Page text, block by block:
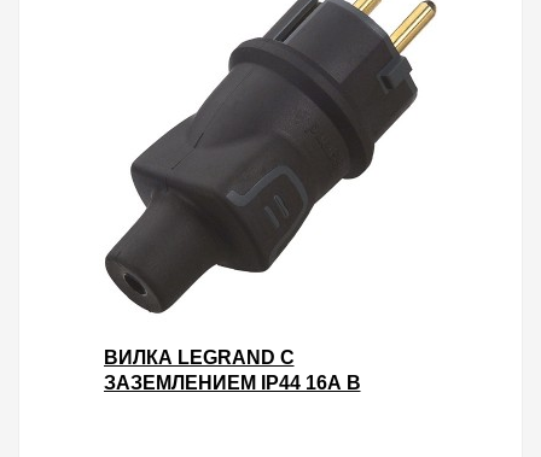
ВИЛКА LEGRAND С
ЗАЗЕМЛЕНИЕМ IP44 16А В